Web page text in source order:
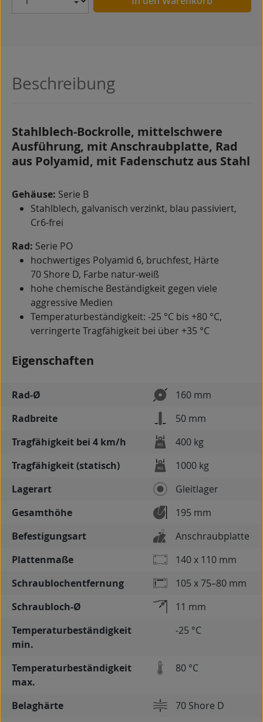
Beschreibung
Stahlblech-Bockrolle, mittelschwere
Ausführung, mit Anschraubplatte, Rad
aus Polyamid, mit Fadenschutz aus Stahl
Gehäuse: Serie B
Stahlblech, galvanisch verzinkt, blau passiviert,
Cr6-frei
Rad: Serie PO
hochwertiges Polyamid 6, bruchfest, Härte
70 Shore D, Farbe natur-weiß
hohe chemische Beständigkeit gegen viele
aggressive Medien
Temperaturbeständigkeit: -25 °C bis +80 °C,
verringerte Tragfähigkeit bei über +35 °C
Eigenschaften
Rad-Ø
160 mm
Radbreite
50 mm
Tragfähigkeit bei 4 km/h
400 kg
Tragfähigkeit (statisch)
1000 kg
Lagerart
Gleitlager
Gesamthöhe
195 mm
Befestigungsart
Anschraubplatte
Plattenmaße
140 x 110 mm
Schraublochentfernung
105 x 75–80 mm
Schraubloch-Ø
11 mm
Temperaturbeständigkeit
min.
-25 °C
Temperaturbeständigkeit
max.
80 °C
Belaghärte
70 Shore D